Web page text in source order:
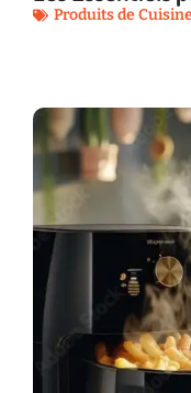
Produits de